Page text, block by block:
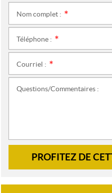
Nom complet :
Téléphone :
Courriel :
Questions/Commentaires :
PROFITEZ DE